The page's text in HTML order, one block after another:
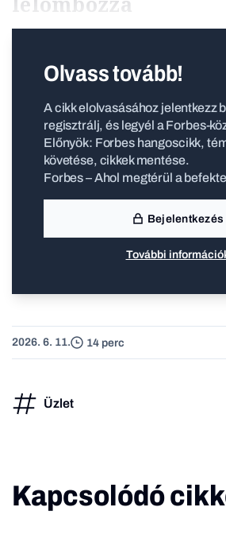
Olvass tovább!
A cikk elolvasásához jelentkezz
regisztrálj, és legyél a Forbes-
Előnyök: Forbes hangoscikk,
követése, cikkek mentése.
Forbes – Ahol megtérül a
Bejelentkezés
További
2026. 6. 11. 14 perc
Üzlet
Kapcsolódó